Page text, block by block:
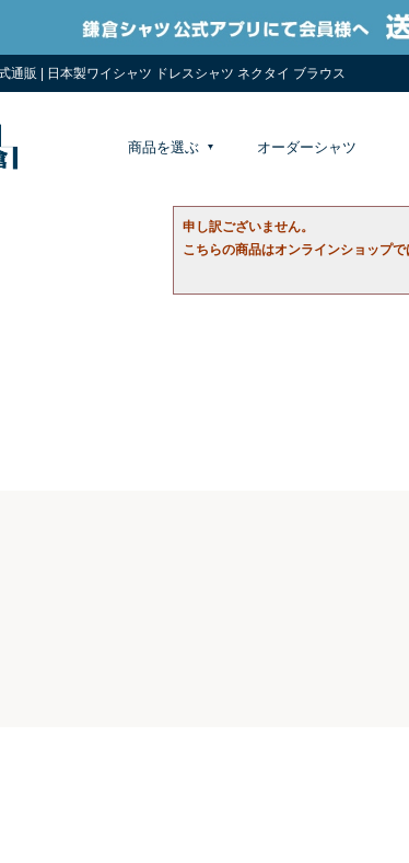
通販 | 日本製ワイシャツ ドレスシャツ ネクタイ ブラウス
商品を選ぶ オーダーシャツ
申し訳ございません。
こちらの商品はオンラインショップで